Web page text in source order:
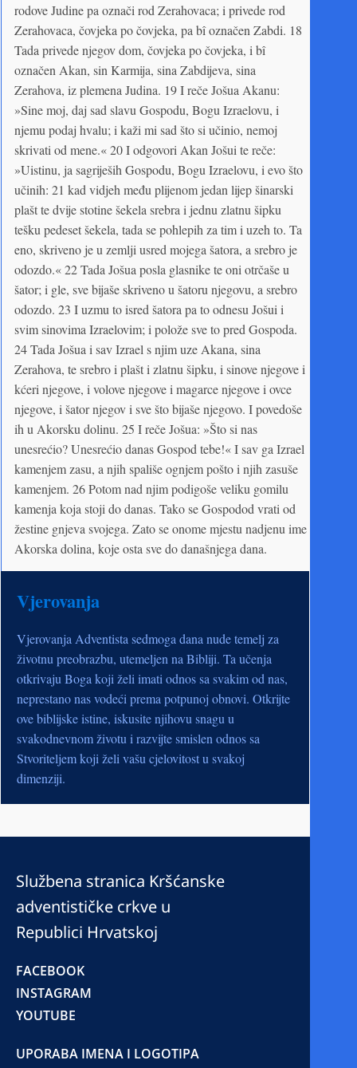
rodove Judine pa označi rod Zerahovaca; i privede rod
Zerahovaca, čovjeka po čovjeka, pa bî označen Zabdi. 18
Tada privede njegov dom, čovjeka po čovjeka, i bî
označen Akan, sin Karmija, sina Zabdijeva, sina
Zerahova, iz plemena Judina. 19 I reče Jošua Akanu:
»Sine moj, daj sad slavu Gospodu, Bogu Izraelovu, i
njemu podaj hvalu; i kaži mi sad što si učinio, nemoj
skrivati od mene.« 20 I odgovori Akan Jošui te reče:
»Uistinu, ja sagriješih Gospodu, Bogu Izraelovu, i evo što
učinih: 21 kad vidjeh među plijenom jedan lijep šinarski
plašt te dvije stotine šekela srebra i jednu zlatnu šipku
tešku pedeset šekela, tada se pohlepih za tim i uzeh to. Ta
eno, skriveno je u zemlji usred mojega šatora, a srebro je
odozdo.« 22 Tada Jošua posla glasnike te oni otrčaše u
šator; i gle, sve bijaše skriveno u šatoru njegovu, a srebro
odozdo. 23 I uzmu to isred šatora pa to odnesu Jošui i
svim sinovima Izraelovim; i polože sve to pred Gospoda.
24 Tada Jošua i sav Izrael s njim uze Akana, sina
Zerahova, te srebro i plašt i zlatnu šipku, i sinove njegove i
kćeri njegove, i volove njegove i magarce njegove i ovce
njegove, i šator njegov i sve što bijaše njegovo. I povedoše
ih u Akorsku dolinu. 25 I reče Jošua: »Što si nas
unesrećio? Unesrećio danas Gospod tebe!« I sav ga Izrael
kamenjem zasu, a njih spališe ognjem pošto i njih zasuše
kamenjem. 26 Potom nad njim podigoše veliku gomilu
kamenja koja stoji do danas. Tako se Gospodod vrati od
žestine gnjeva svojega. Zato se onome mjestu nadjenu ime
Akorska dolina, koje osta sve do današnjega dana.
Vjerovanja
Vjerovanja Adventista sedmoga dana nude temelj za
životnu preobrazbu, utemeljen na Bibliji. Ta učenja
otkrivaju Boga koji želi imati odnos sa svakim od nas,
neprestano nas vodeći prema potpunoj obnovi. Otkrijte
ove biblijske istine, iskusite njihovu snagu u
svakodnevnom životu i razvijte smislen odnos sa
Stvoriteljem koji želi vašu cjelovitost u svakoj
dimenziji.
Službena stranica Kršćanske
adventističke crkve u
Republici Hrvatskoj
FACEBOOK
INSTAGRAM
YOUTUBE
UPORABA IMENA I LOGOTIPA